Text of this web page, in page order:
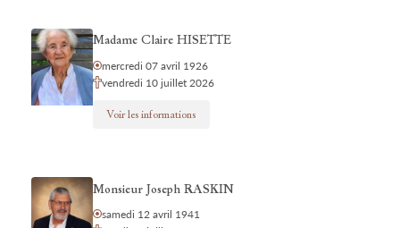
Madame Claire HISETTE
mercredi 07 avril 1926
vendredi 10 juillet 2026
Voir les informations
Monsieur Joseph RASKIN
samedi 12 avril 1941